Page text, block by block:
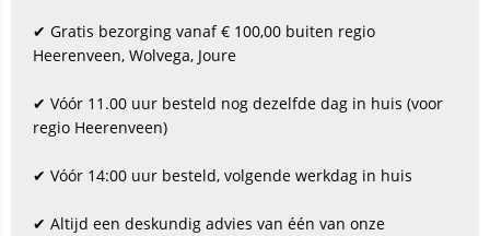
✔ Gratis bezorging vanaf € 100,00 buiten regio
Heerenveen, Wolvega, Joure
✔ Vóór 11.00 uur besteld nog dezelfde dag in huis (voor
regio Heerenveen)
✔ Vóór 14:00 uur besteld, volgende werkdag in huis
✔ Altijd een deskundig advies van één van onze